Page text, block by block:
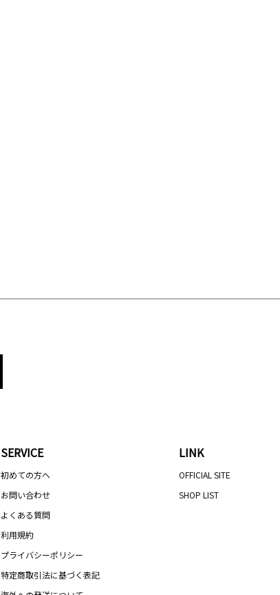
SERVICE
初めての方へ
お問い合わせ
よくある質問
利用規約
プライバシーポリシー
特定商取引法に基づく表記
LINK
OFFICIAL SITE
SHOP LIST